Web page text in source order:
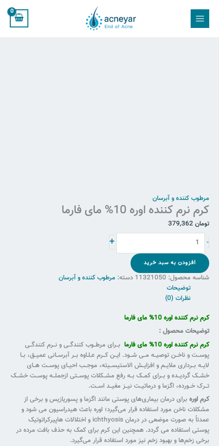
مرطوب کننده و آبرسان
کرم نرم کننده اوره 10% مای فارما
تومان
-
نرم
+
افزودن به سبد خرید
شناسه محصول: 11321050 دسته: مرطوب کننده و آبرسان
توضیحات
نظرات (0)
کرم نرم کننده اوره 10% مای فارما
توضیحات محصول :
کرم نرم کننده اوره 10% مای فارما
بــراى مرطــوب کنندگــی و نــرم کنندگــی
پوســت و ناخــن توصیــه مــی شــود. ایــن کــرم عـلـاوه بــر آبرســانی عمیــق، بــا
لایــه بــردارى ملایــم و افزایــش الاستیســیته، موجــب احیــاى پوســت هــاى
خشــک گردیــده و بــراى کمــک بــه رفع مشــکلات پوســتی ازجملــه پوســت خشــک
تــرک خــورده، اگزما و درماتیــت نیــز مفیــد اســت.
کرم اوره برای درمان بیماری‌های پوستی مانند اگزما و پسوریازیس و برخی از
مشکلات ناخن مورد استفاده قرار می‌گیرد؛ اوره باعث هیدراسیون می شود و
عمدتاً به صورت موضعی در درمان ichthyosis و اختلالات هاپیرکراتوتیک
پوستی استفاده می گردد. همچنین این کرم برای کمک به حذف بافت مرده در
برخی زخم‌ها و بهبود زخم نیز مورد استفاده قرار می‌گیرد.
فارما
عدد